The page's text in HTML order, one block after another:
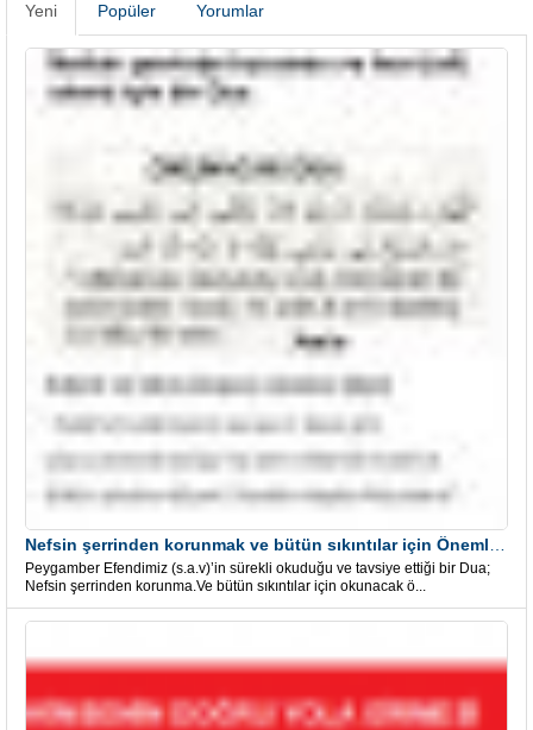
Yeni Popüler Yorumlar
Peygamber Efendimiz (s.a.v)’in sürekli okuduğu ve tavsiye ettiği bir Dua;
Nefsin şerrinden korunma.Ve bütün sıkıntılar için okunacak ö...